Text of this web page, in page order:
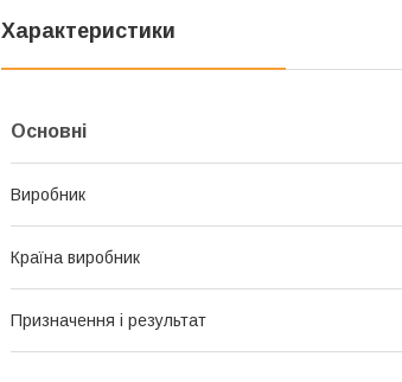
Характеристики
Основні
Виробник
Країна виробник
Призначення і результат